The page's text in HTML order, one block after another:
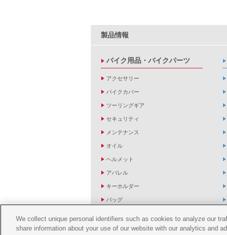
製品情報
バイク用品・バイクパーツ
アクセサリー
バイクカバー
ツーリングギア
セキュリティ
メンテナンス
オイル
ヘルメット
アパレル
キーホルダー
バッグ
YZF R1/R6レーシングキットパーツ
We collect unique personal identifiers such as cookies to analyze our
share information about your use of our website with our analytics and